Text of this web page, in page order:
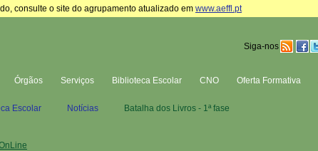
consulte o site do agrupamento atualizado em www.aeffl.pt
Siga-nos
Órgãos Serviços Biblioteca Escolar CNO Oferta Formativa
Escolar Notícias Batalha dos Livros - 1ª fase